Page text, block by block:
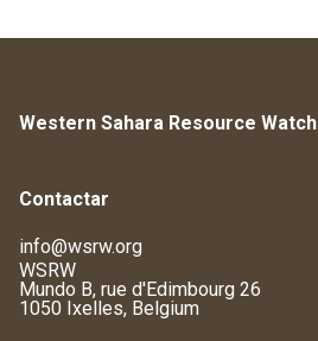
Western Sahara Resource Watch
Contactar
info@wsrw.org
WSRW
Mundo B, rue d'Edimbourg 26
1050 Ixelles, Belgium